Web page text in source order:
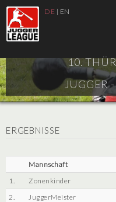
DE | EN
10.
JUGGER
ERGEBNISSE
Mannschaft
1.
Zonenkinder
2.
JuggerMeister